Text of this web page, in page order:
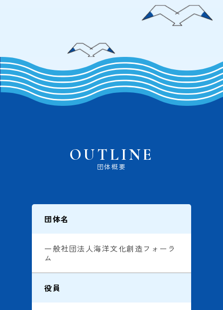
OUTLINE
団体概要
団体名
一般社団法人海洋文化創造フォーラ
ム
役員